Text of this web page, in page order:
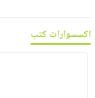
اكسسوارات كتب